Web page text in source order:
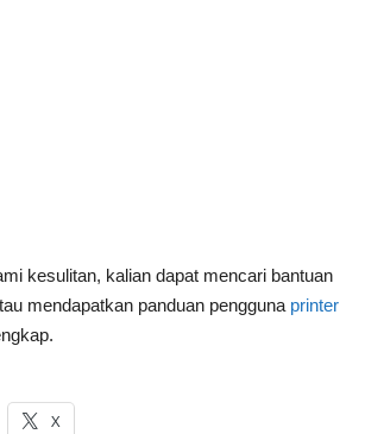
kesulitan, kalian dapat mencari bantuan
mendapatkan panduan pengguna printer
X